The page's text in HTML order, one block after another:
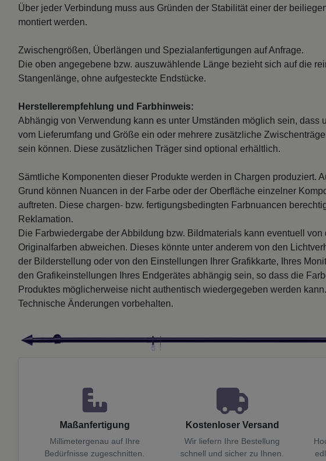
Über jeder Verbindung muss aus Gründen der Stabilität einer der
montiert werden.
Zwischengrößen, Überlängen und Spezialanfertigungen auf Anfrage.
Die oben angegebene bzw. auszuwählende Länge bezieht sich auf die
Stangenlänge, ohne aufgesteckte Endstücke.
Herstellerempfehlung und Farbhinweis:
Abhängig von Verwendung kann es unter Umständen möglich sein, dass
vom Lieferumfang und Größe ein oder mehrere zusätzliche
sein können. Diese zusätzlichen Träger sind optional erhältlich.
Sämtliche Komponenten dieser Produkte werden in Chargen produziert.
Grund können Nuancen in der Farbe oder der Oberfläche einzelner
auftreten. Diese chargen- bzw. fertigungsbedingten Farbnuancen
Reklamation.
Die Farbwiedergabe der Abbildung bzw. Bildmaterials kann eventuell von
Originalfarben abweichen. Dieses könnte unter anderem von den
der Bilderstellung oder von den Einstellungen Ihrer Grafikkarte, Ihres
den Grafikeinstellungen Ihres Endgerätes abhängig sein, so dass die
Produktes möglicherweise nicht authentisch wiedergegeben werden kann.
Technische Änderungen vorbehalten.
Maßanfertigung
Millimetergenau auf Ihre
Bedürfnisse zugeschnitten.
Kostenloser Versand
Wir liefern Ihre Bestellung
schnell und sicher zu Ihnen.